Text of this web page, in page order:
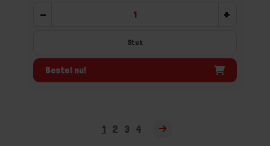
- +
Stuk
Bestel nu!
1 2 3 4